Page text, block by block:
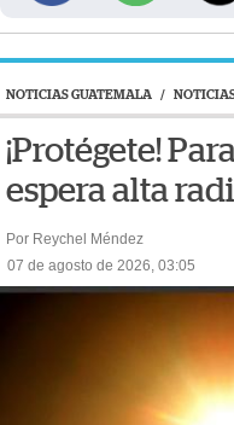
NOTICIAS GUATEMALA /
¡Protégete!
espera alta
Por Reychel Méndez
07 de agosto de 2026, 03:05